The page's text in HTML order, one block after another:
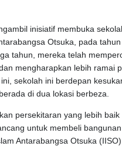
inisiatif membuka
Otsuka, pada tahun
tahun, mereka telah
mengharapkan lebih ramai
sekolah ini berdepan
di dua lokasi berbeza.
persekitaran yang lebih baik
untuk membeli
Antarabangsa Otsuka (IISO).